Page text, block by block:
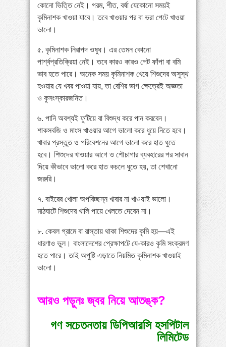
কোনো ভিত্তি নেই। গরম, শীত, বর্ষা যেকোনো সময়ই
কৃমিনাশক খাওয়া যাবে। তবে খাওয়ার পর বা ভরা পেটে খাওয়া
ভালো।
৫. কৃমিনাশক নিরাপদ ওষুধ। এর তেমন কোনো
পার্শ্বপ্রতিক্রিয়া নেই। তবে কারও কারও পেট ফাঁপা বা বমি
ভাব হতে পারে। অনেক সময় কৃমিনাশক খেয়ে শিশুদের অসুস্থ
হওয়ার যে খবর পাওয়া যায়, তা বেশির ভাগ ক্ষেত্রেই অজ্ঞতা
ও কুসংস্কারজনিত।
৬. পানি অবশ্যই ফুটিয়ে বা বিশুদ্ধ করে পান করবেন।
শাকসবজি ও মাংস খাওয়ার আগে ভালো করে ধুয়ে নিতে হবে।
খাবার প্রস্তুত ও পরিবেশনের আগে ভালো করে হাত ধুতে
হবে। শিশুদের খাওয়ার আগে ও শৌচাগার ব্যবহারের পর সাবান
দিয়ে কীভাবে ভালো করে হাত কচলে ধুতে হয়, তা শেখানো
জরুরি।
৭. বাইরের খোলা অপরিচ্ছন্ন খাবার না খাওয়াই ভালো।
মাঠঘাটে শিশুদের খালি পায়ে খেলতে দেবেন না।
৮. কেবল গ্রামে বা রাস্তায় থাকা শিশুদের কৃমি হয়—এই
ধারণাও ভুল। বাংলাদেশের প্রেক্ষাপটে যে-কারও কৃমি সংক্রমণ
হতে পারে। তাই অপুষ্টি এড়াতে নিয়মিত কৃমিনাশক খাওয়াই
ভালো।
আরও পড়ুনঃ জ্বর নিয়ে আতঙ্ক?
গণ সচেতনতায় ডিপিআরসি হসপিটাল
লিমিটেড